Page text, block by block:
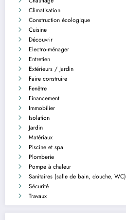
Climatisation
Construction écologique
Cuisine
Découvrir
Electro-ménager
Entretien
Extérieurs / Jardin
Faire construire
Fenêtre
Financement
Immobilier
Isolation
Jardin
Matériaux
Piscine et spa
Plomberie
Pompe à chaleur
Sanitaires (salle de bain, douche, WC)
Sécurité
Travaux